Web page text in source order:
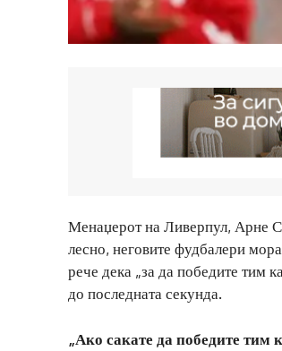
Менаџерот на Ливерпул, Арне
лесно, неговите фудбалери
рече дека „за да победите тим
до последната секунда.
„Ако сакате да победите тим